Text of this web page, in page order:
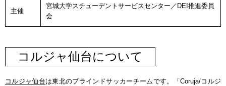
主催
宮城大学スチューデントサービスセンター／DEI推進委員
会
コルジャ仙台について
コルジャ仙台は東北のブラインドサッカーチームです。「Coruja/コルジ